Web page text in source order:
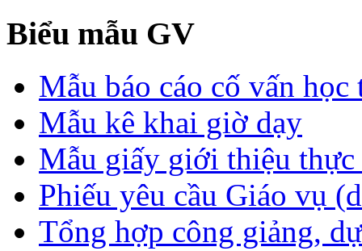
Biểu mẫu GV
Mẫu báo cáo cố vấn học
Mẫu kê khai giờ dạy
Mẫu giấy giới thiệu thực
Phiếu yêu cầu Giáo vụ
Tổng hợp công giảng,